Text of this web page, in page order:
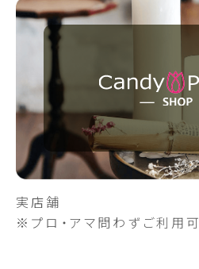
実店舗
※プロ・アマ問わずご利用可